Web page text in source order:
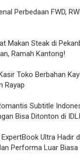
Perbedaan FWD,
Makan Steak di
Ramah Kantong!
Toko Berbahan
Rayap
Subtitle
Bisa Ditonton di
ExpertBook Ultra Hadir
Performa Luar Biasa